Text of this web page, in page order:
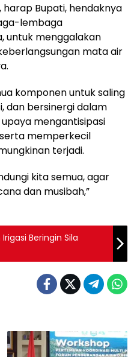
harap Bupati, hendaknya
lembaga
untuk menggalakan
mata air
komponen untuk saling
dan bersinergi dalam
mengantisipasi
memperkecil
terjadi.
kita semua, agar
dan musibah,”
Beringin Sila